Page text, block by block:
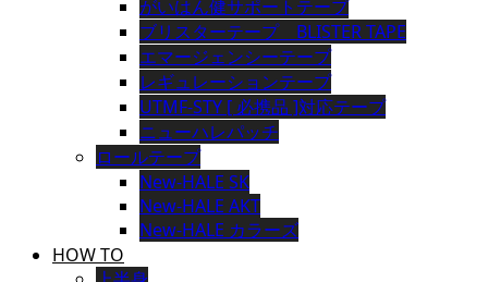
がいはん健サポートテープ
ブリスターテープ BLISTER TAPE
エマージェンシーテープ
レギュレーションテープ
UTMF-STY [ 必携品 ]対応テープ
ニューハレパッチ
ロールテープ
New-HALE SK
New-HALE AKT
New-HALE カラーズ
HOW TO